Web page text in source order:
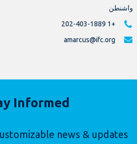
واشنطن
+1 202-403-1889
amarcus@ifc.org
Informed
news & updates